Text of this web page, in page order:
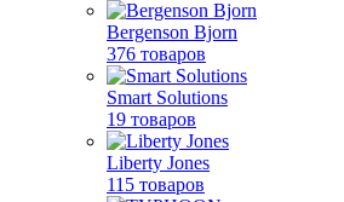
Bergenson Bjorn
376 товаров
Smart Solutions
19 товаров
Liberty Jones
115 товаров